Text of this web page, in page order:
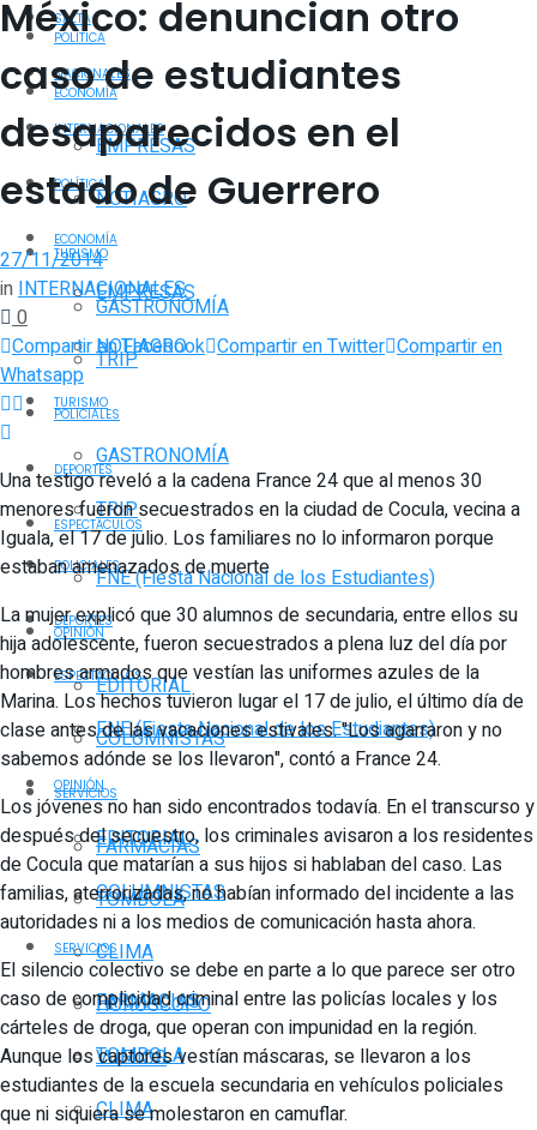
POLÍTICA
ECONOMÍA
EMPRESAS
NOTIAGRO
TURISMO
GASTRONOMÍA
TRIP
POLICIALES
DEPORTES
ESPECTÁCULOS
FNE (Fiesta Nacional de los Estudiantes)
OPINIÓN
EDITORIAL
COLUMNISTAS
SERVICIOS
FARMACIAS
TOMBOLA
CLIMA
HORÓSCOPO
VUELOS
SALTA
NACIONALES
INTERNACIONALES
POLÍTICA
ECONOMÍA
EMPRESAS
NOTIAGRO
TURISMO
GASTRONOMÍA
TRIP
POLICIALES
DEPORTES
ESPECTÁCULOS
FNE (Fiesta Nacional de los Estudiantes)
OPINIÓN
EDITORIAL
COLUMNISTAS
SERVICIOS
FARMACIAS
TOMBOLA
CLIMA
México: denuncian otro
caso de estudiantes
desaparecidos en el
estado de Guerrero
27/11/2014
inINTERNACIONALES
0
Compartir en Facebook Compartir en Twitter Compartir en
Whatsapp
Una testigo reveló a la cadena France 24 que al menos 30
menores fueron secuestrados en la ciudad de Cocula, vecina a
Iguala, el 17 de julio. Los familiares no lo informaron porque
estaban amenazados de muerte
La mujer explicó que 30 alumnos de secundaria, entre ellos su
hija adolescente, fueron secuestrados a plena luz del día por
hombres armados que vestían las uniformes azules de la
Marina. Los hechos tuvieron lugar el 17 de julio, el último día de
clase antes de las vacaciones estivales. "Los agarraron y no
sabemos adónde se los llevaron", contó a France 24.
Los jóvenes no han sido encontrados todavía. En el transcurso y
después del secuestro, los criminales avisaron a los residentes
de Cocula que matarían a sus hijos si hablaban del caso. Las
familias, aterrorizadas, no habían informado del incidente a las
autoridades ni a los medios de comunicación hasta ahora.
El silencio colectivo se debe en parte a lo que parece ser otro
caso de complicidad criminal entre las policías locales y los
cárteles de droga, que operan con impunidad en la región.
Aunque los captores vestían máscaras, se llevaron a los
estudiantes de la escuela secundaria en vehículos policiales
que ni siquiera se molestaron en camuflar.